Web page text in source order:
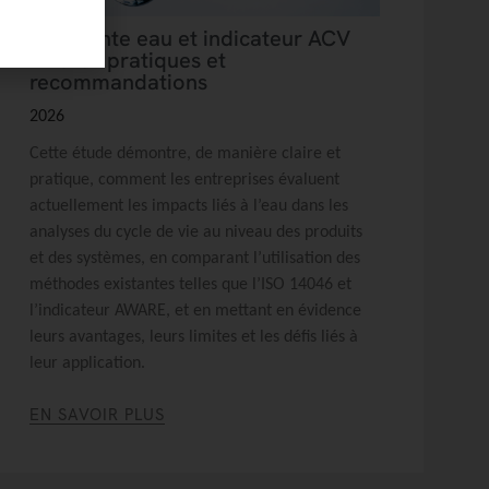
Empreinte eau et indicateur ACV
Aware : pratiques et
recommandations
2026
Cette étude démontre, de manière claire et
pratique, comment les entreprises évaluent
actuellement les impacts liés à l’eau dans les
analyses du cycle de vie au niveau des produits
et des systèmes, en comparant l’utilisation des
méthodes existantes telles que l’ISO 14046 et
l’indicateur AWARE, et en mettant en évidence
leurs avantages, leurs limites et les défis liés à
leur application.
EN SAVOIR PLUS